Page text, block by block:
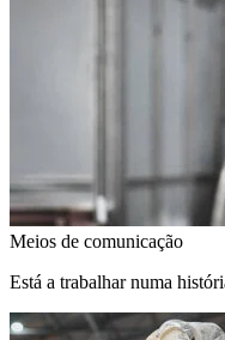
Meios de comunicação
Está a trabalhar numa